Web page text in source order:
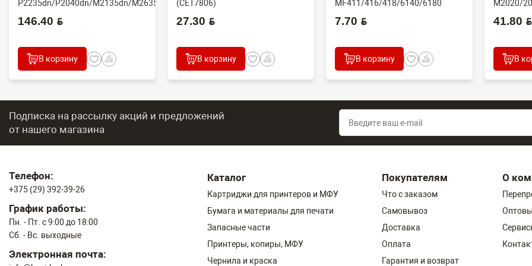
P2235dn/P2040dn/M2135dn/M2635dn/M2735dw/M2040dn
(O...
146.40 BYN
В корзину
(CET7806)
2100DN/4100DN/4200DN/60...
27.30 BYN
В корзину
MF411/416/418/6140/6180
(CET), DGP0606, FC7-618...
7.70 BYN
В корзину
M2020/
(совм) J...
41.80 BYN
В
Подписка на рассылку акций и предложений
от нашего магазина
Телефон:
+375 (29) 392-39-26
График работы:
Пн. - Пт. с 9:00 до 18:00
Сб. - Вс. выходные
Электронная почта:
Каталог
Картриджи для принтеров и МФУ
Бумага и материалы для печати
Запасные части
Принтеры, копиры, МФУ
Чернила и краска
Покупателям
Что с заказом
Самовывоз
Доставка
Оплата
Гарантия и возврат
О